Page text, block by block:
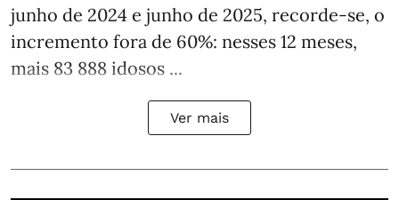
junho de 2024 e junho de 2025, recorde-se, o
incremento fora de 60%: nesses 12 meses,
mais 83 888 idosos ...
Ver mais